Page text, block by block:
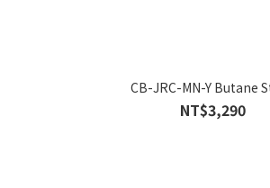
CB-JRC-MN-Y Butane
NT$3,290